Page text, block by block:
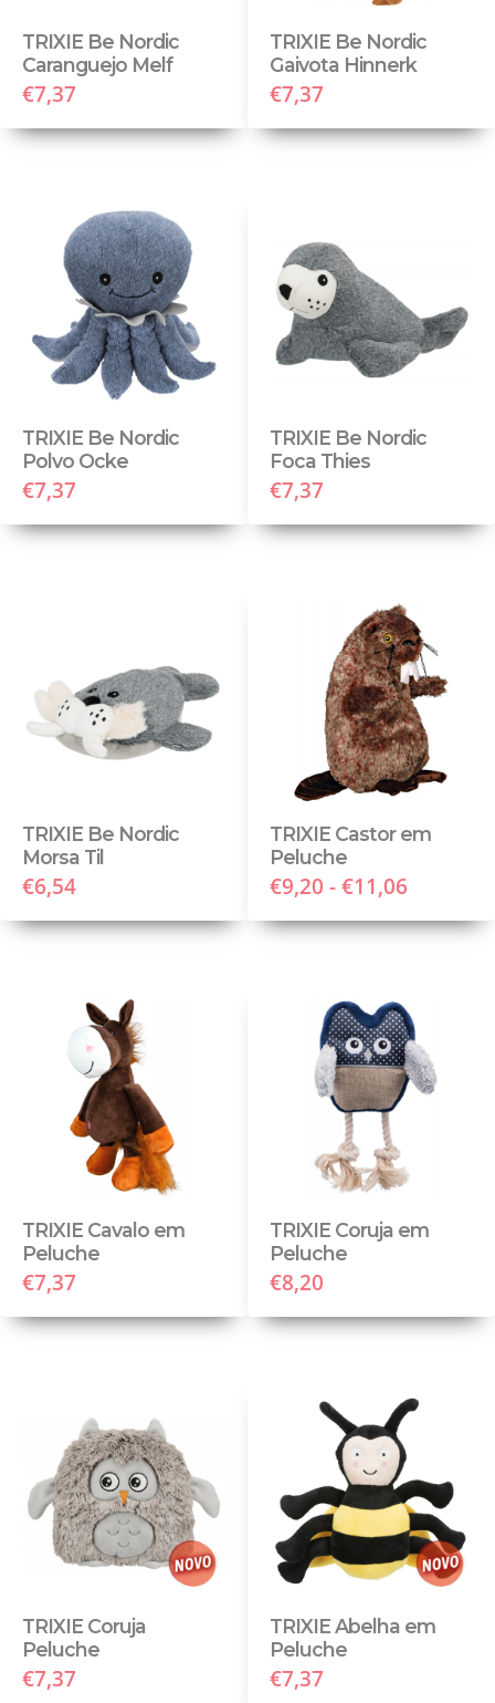
TRIXIE Be Nordic
Caranguejo Melf
€7,37
TRIXIE Be Nordic
Gaivota Hinnerk
€7,37
TRIXIE Be Nordic
Polvo Ocke
€7,37
TRIXIE Be Nordic
Foca Thies
€7,37
TRIXIE Be Nordic
Morsa Til
€6,54
TRIXIE Castor em
Peluche
€9,20 - €11,06
TRIXIE Cavalo em
Peluche
€7,37
TRIXIE Coruja em
Peluche
€8,20
TRIXIE Coruja
Peluche
€7,37
TRIXIE Abelha em
Peluche
€7,37